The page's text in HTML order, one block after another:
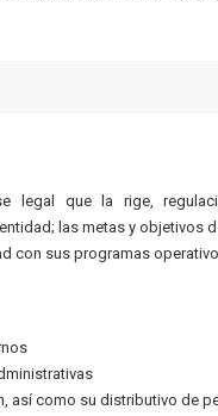
legal que la rige,
las metas y objetivos
con sus programas
así como su distributivo de